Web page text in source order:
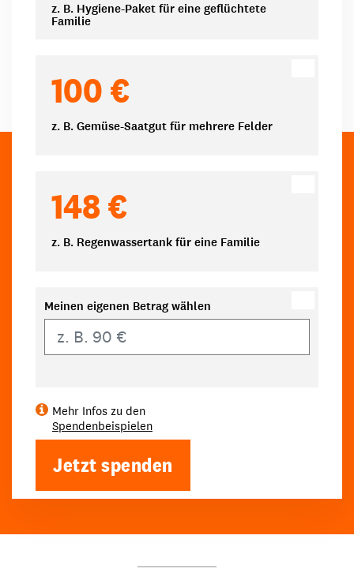
z. B. Hygiene-Paket für eine geflüchtete
Familie
100 €
z. B. Gemüse-Saatgut für mehrere Felder
148 €
z. B. Regenwassertank für eine Familie
Meinen eigenen Betrag wählen
Mehr Infos zu den
Spendenbeispielen
Jetzt spenden